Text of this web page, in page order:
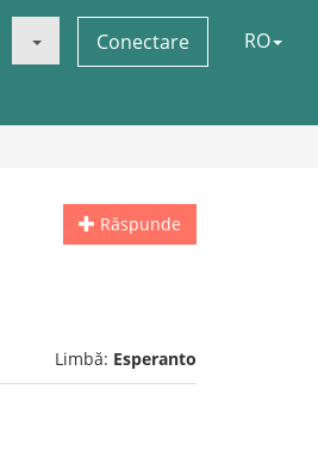
Conectare RO
Răspunde
Limbă: Esperanto